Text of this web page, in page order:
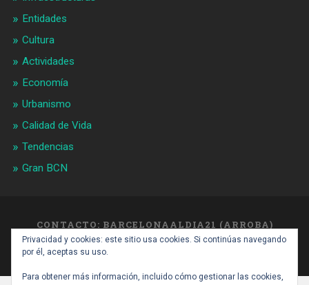
Entidades
Cultura
Actividades
Economía
Urbanismo
Calidad de Vida
Tendencias
Gran BCN
CONTACTO: BARCELONAALDIA21 (ARROBA)
GMAIL.COM
Privacidad y cookies: este sitio usa cookies. Si continúas navegando
por él, aceptas su uso.
Para obtener más información, incluido cómo gestionar las cookies,